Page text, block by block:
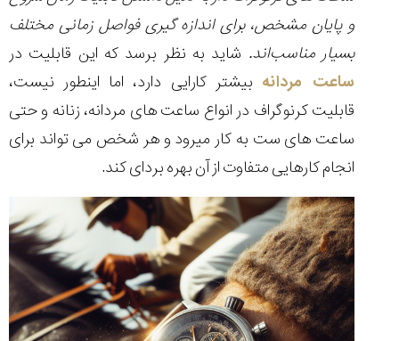
و پایان مشخص، برای اندازه گیری فواصل زمانی مختلف
بسیار مناسب‌اند. شاید به نظر برسد که این قابلیت در
ساعت مردانه بیشتر کارایی دارد، اما اینطور نیست،
قابلیت کرنوگراف در انواع ساعت های مردانه، زنانه و حتی
ساعت های ست به کار میرود و هر شخص می تواند برای
انجام کارهایی متفاوت از آن بهره بردای کند.
هوشمند؛...
پشت‌صحنه
کورناوین
مراسم تقدیر از